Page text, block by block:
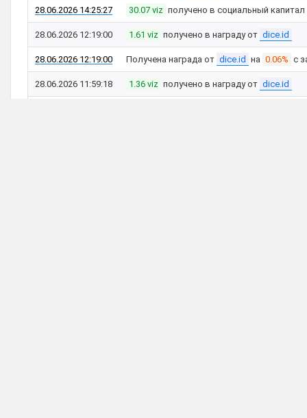
28.06.2026 14:25:27 30.07 viz получено в социальный
28.06.2026 12:19:00 1.61 viz получено в награду от dice.id
28.06.2026 12:19:00 Получена награда от dice.id на 0.06% с
28.06.2026 11:59:18 1.36 viz получено в награду от dice.id